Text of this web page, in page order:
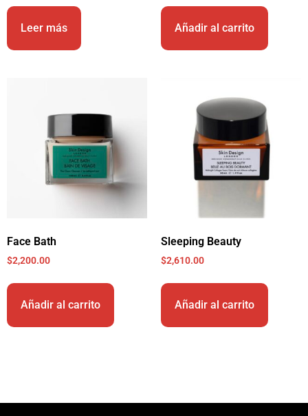
Leer más Añadir al carrito
Face Bath
$2,200.00
Añadir al carrito
Sleeping Beauty
$2,610.00
Añadir al carrito